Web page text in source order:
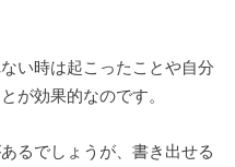
い時は起こったことや自分
が効果的なのです。
るでしょうが、書き出せる